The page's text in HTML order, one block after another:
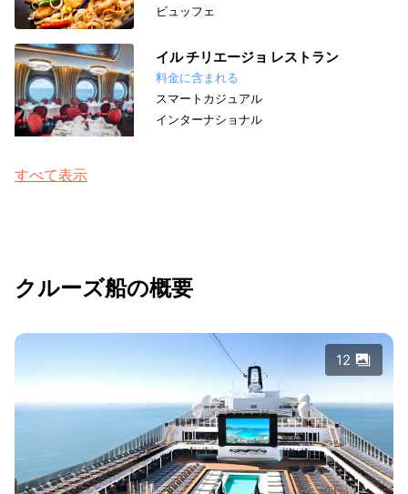
ビュッフェ
イル チリエージョ レストラン
料金に含まれる
スマートカジュアル
インターナショナル
すべて表示
クルーズ船の概要
12